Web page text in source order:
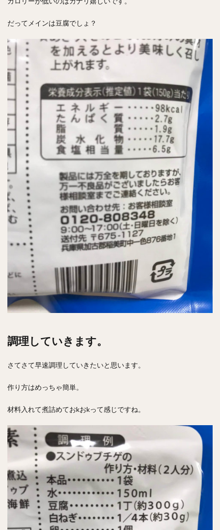
だってメインは豆腐でしょ？
調理していきます。
さてさて早速調理していきたいと思います。
作り方はめっちゃ簡単。
材料入れて煮詰めておkおkって感じですね。